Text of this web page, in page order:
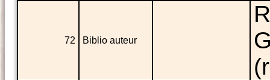
72 Biblio auteur